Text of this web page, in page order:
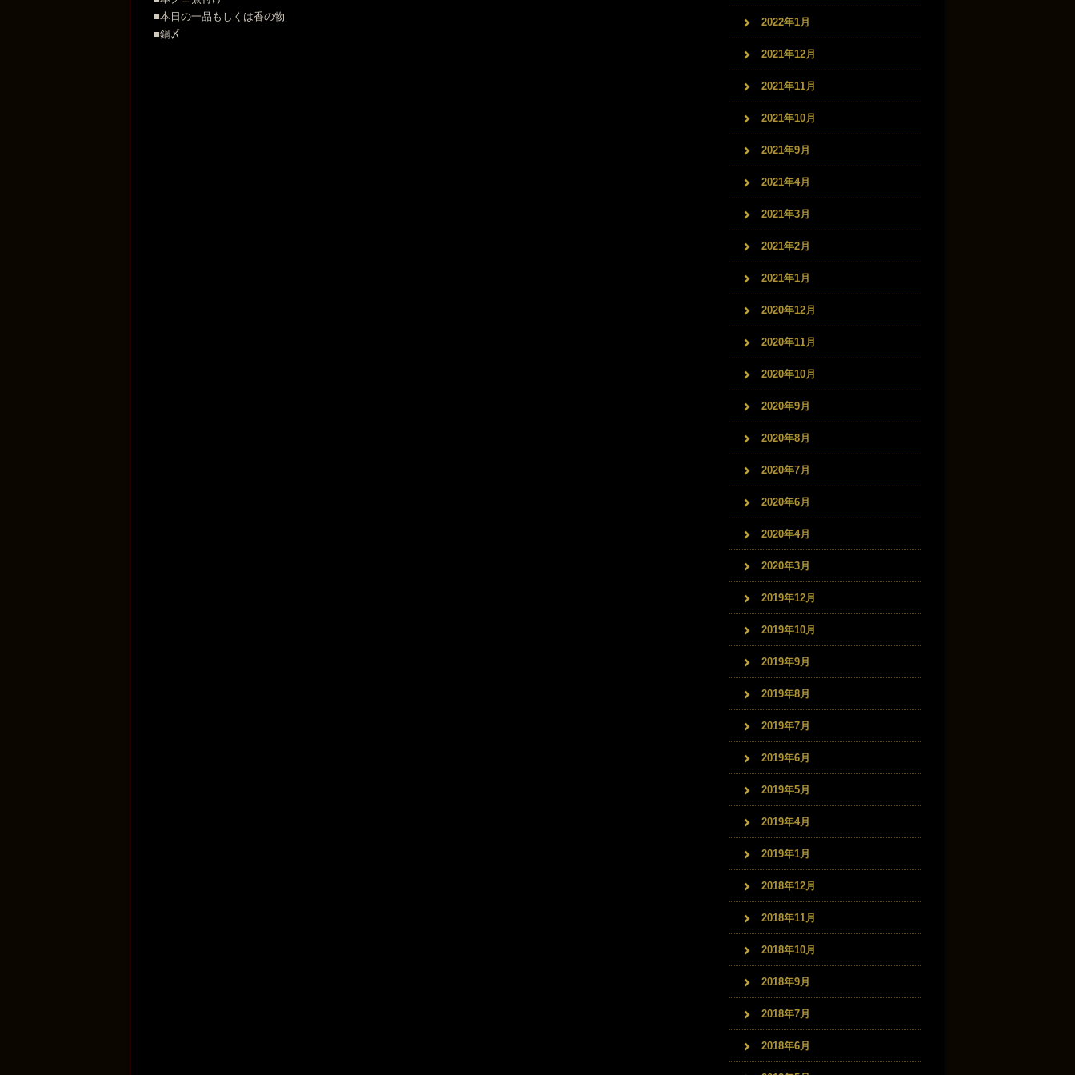
■本日の一品もしくは香の物
■鍋〆
2022年1月
2021年12月
2021年11月
2021年10月
2021年9月
2021年4月
2021年3月
2021年2月
2021年1月
2020年12月
2020年11月
2020年10月
2020年9月
2020年8月
2020年7月
2020年6月
2020年4月
2020年3月
2019年12月
2019年10月
2019年9月
2019年8月
2019年7月
2019年6月
2019年5月
2019年4月
2019年1月
2018年12月
2018年11月
2018年10月
2018年9月
2018年7月
2018年6月